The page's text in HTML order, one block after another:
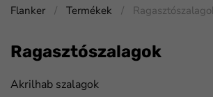
Flanker Termékek
Ragasztószalagok
Akrilhab szalagok